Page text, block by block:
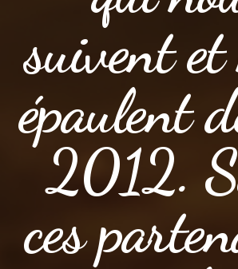
suivent et
épaulent
2012.
ces